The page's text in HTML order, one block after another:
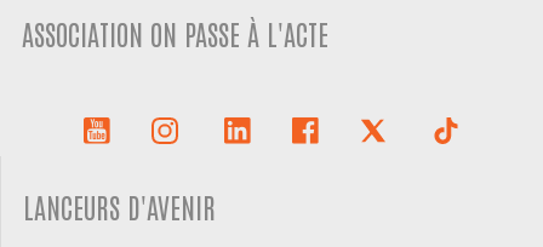
ASSOCIATION ON PASSE À L'ACTE
LANCEURS D'AVENIR